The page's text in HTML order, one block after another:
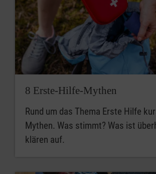
8 Erste-Hilfe-Mythen
Rund um das Thema Erste Hilfe
Mythen. Was stimmt? Was ist
klären auf.